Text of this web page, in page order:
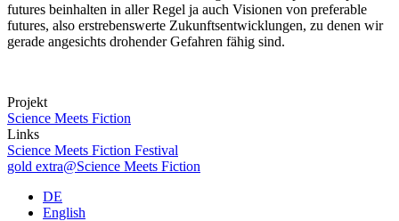
futures beinhalten in aller Regel ja auch Visionen von preferable
futures, also erstrebenswerte Zukunftsentwicklungen, zu denen wir
gerade angesichts drohender Gefahren fähig sind.
Projekt
Science Meets Fiction
Links
Science Meets Fiction Festival
gold extra@Science Meets Fiction
DE
English